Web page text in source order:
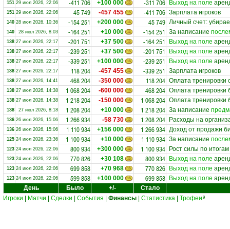
151 29 июл 2026, 22:06 -411 706 +100 000 -311 706 Выход на поле
151 29 июл 2026, 22:06 45 749 -457 455 -411 706 Зарплата игроков
140 28 июл 2026, 10:36 -154 251 +200 000 45 749 Личный счет:
140 28 июл 2026, 8:03 -164 251 +10 000 -154 251 За написание
138 27 июл 2026, 22:17 -201 751 +37 500 -164 251 Выход на поле
138 27 июл 2026, 22:17 -239 251 +37 500 -201 751 Выход на поле
138 27 июл 2026, 22:17 -339 251 +100 000 -239 251 Выход на поле
138 27 июл 2026, 22:17 118 204 -457 455 -339 251 Зарплата игроков
138 27 июл 2026, 14:41 468 204 -350 000 118 204 Оплата тренировки
138 27 июл 2026, 14:38 1 068 204 -600 000 468 204 Оплата тренировки
138 27 июл 2026, 14:38 1 218 204 -150 000 1 068 204 Оплата тренировки
138 27 июл 2026, 8:18 1 208 204 +10 000 1 218 204 За написание
136 26 июл 2026, 15:06 1 266 934 -58 730 1 208 204 Расходы на
136 26 июл 2026, 15:06 1 110 934 +156 000 1 266 934 Доход от продажи
125 24 июл 2026, 23:36 1 100 934 +10 000 1 110 934 За написание
123 24 июл 2026, 22:06 800 934 +300 000 1 100 934 Рост силы по итогам
123 24 июл 2026, 22:06 770 826 +30 108 800 934 Выход на поле
123 24 июл 2026, 22:06 699 858 +70 968 770 826 Выход на поле
123 24 июл 2026, 22:06 599 858 +100 000 699 858 Выход на поле
День
Было +/-
Стало
Игроки
Матчи Сделки События Финансы Статистика Трофеи 9